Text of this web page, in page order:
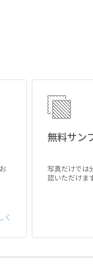
く
無料サン
写真だけでは
認いただけま